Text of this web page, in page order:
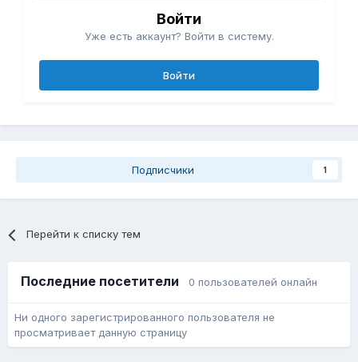
Войти
Уже есть аккаунт? Войти в систему.
Войти
Подписчики 1
Перейти к списку тем
Последние посетители 0 пользователей онлайн
Ни одного зарегистрированного пользователя не
просматривает данную страницу